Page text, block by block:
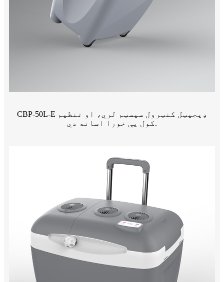
CBP-50L-E ډیجیټل کنټرول سیسټم لري، او تنظیم
کول یې خورا اسانه دي.